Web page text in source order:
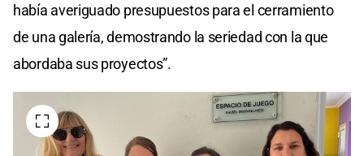
había averiguado presupuestos para el cerramiento
de una galería, demostrando la seriedad con la que
abordaba sus proyectos”.